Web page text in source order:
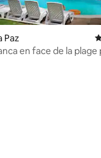
la base de 24
Paz
en face de la plage